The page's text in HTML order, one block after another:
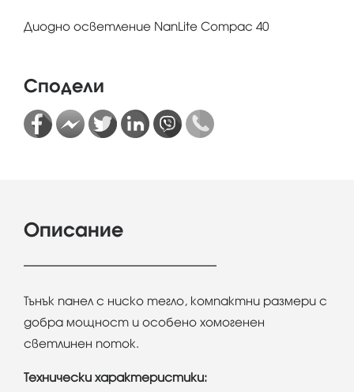
Диодно осветление NanLite Compac 40
Сподели
Описание
Тънък панел с ниско тегло, компактни размери с
добра мощност и особено хомогенен
светлинен поток.
Технически характеристики: